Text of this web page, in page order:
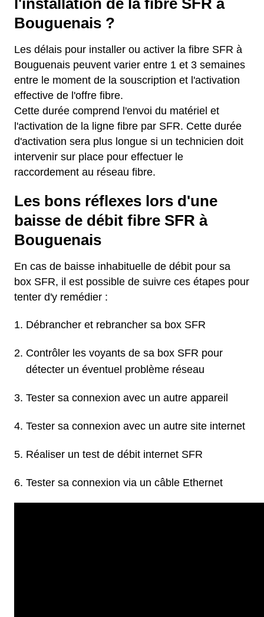
Bouguenais ?
Les délais pour installer ou activer la fibre SFR à
Bouguenais peuvent varier entre 1 et 3 semaines
entre le moment de la souscription et l'activation
effective de l'offre fibre.
Cette durée comprend l'envoi du matériel et
l'activation de la ligne fibre par SFR. Cette durée
d'activation sera plus longue si un technicien doit
intervenir sur place pour effectuer le
raccordement au réseau fibre.
Les bons réflexes lors d'une
baisse de débit fibre SFR à
Bouguenais
En cas de baisse inhabituelle de débit pour sa
box SFR, il est possible de suivre ces étapes pour
tenter d'y remédier :
Débrancher et rebrancher sa box SFR
Contrôler les voyants de sa box SFR pour
détecter un éventuel problème réseau
Tester sa connexion avec un autre appareil
Tester sa connexion avec un autre site internet
Réaliser un test de débit internet SFR
Tester sa connexion via un câble Ethernet